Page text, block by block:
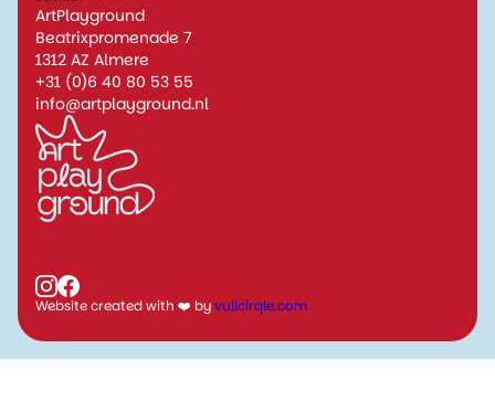
ArtPlayground
Beatrixpromenade 7
1312 AZ Almere
+31 (0)6 40 80 53 55
info@artplayground.nl
Website created with ❤️ byvullcirqle.com